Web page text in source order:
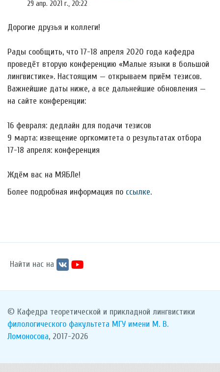
29 апр. 2021 г., 20:22
Дорогие друзья и коллеги!
Рады сообщить, что 17-18 апреля 2020 года кафедра
проведёт вторую конференцию «Малые языки в большой
лингвистике». Настоящим — открываем приём тезисов.
Важнейшие даты ниже, а все дальнейшие обновления —
на сайте конференции:
16 февраля: дедлайн для подачи тезисов
9 марта: извещение оргкомитета о результатах отбора
17-18 апреля: конференция
Ждём вас на МЯБЛе!
Более подробная информация по ссылке.
Найти нас на
© Кафедра теоретической и прикладной лингвистики
филологического факультета МГУ имени М. В.
Ломоносова, 2017-2026